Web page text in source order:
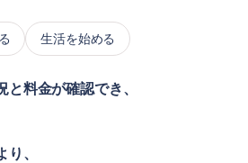
生活を始める
と料金が確認でき、
、